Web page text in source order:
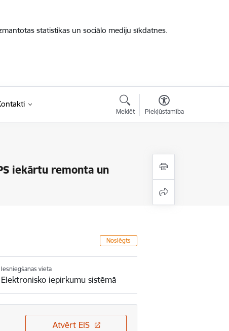
statistikas un sociālo mediju sīkdatnes.
Meklēt Piekļūstamība
iekārtu remonta un
Noslēgts
Iesniegšanas vieta
Elektronisko iepirkumu sistēmā
Atvērt EIS